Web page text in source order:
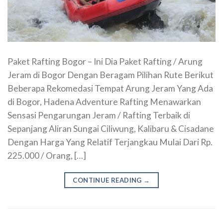
Paket Rafting Bogor – Ini Dia Paket Rafting / Arung
Jeram di Bogor Dengan Beragam Pilihan Rute Berikut
Beberapa Rekomedasi Tempat Arung Jeram Yang Ada
di Bogor, Hadena Adventure Rafting Menawarkan
Sensasi Pengarungan Jeram / Rafting Terbaik di
Sepanjang Aliran Sungai Ciliwung, Kalibaru & Cisadane
Dengan Harga Yang Relatif Terjangkau Mulai Dari Rp.
225.000 / Orang, […]
CONTINUE READING →